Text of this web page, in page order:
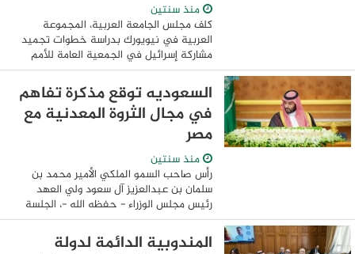
منذ سنتين
كلف مجلس الجامعة العربية، المجموعة
العربية في نيويورك بدراسة خطوات تجميد
مشاركة إسرائيل في الجمعية العامة للأمم
المتحدة، بسبب عدم إلتزامها بمقاصد ومبادئ
ميثاق الأمم المتحدة، وتهديدها للأمن والسلم
...
السعوديه توقع مذكرة تفاهم
في مجال الثروة المعدنية مع
مصر
منذ سنتين
رأس صاحب السمو الملكي الأمير محمد بن
سلمان بن عبدالعزيز آل سعود ولي العهد
رئيس مجلس الوزراء - حفظه الله -، الجلسة
التي عقدها مجلس الوزراء، اليوم، في جدة.
وفي مستهل الجلسة، توجه سموه بالحمد
والشكر ...
المندوبية الدائمة لدولة